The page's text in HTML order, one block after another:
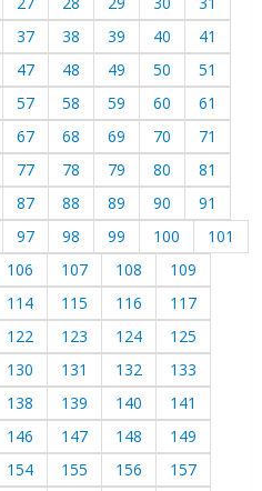
37 38 39 40
41
47 48 49 50
51
57 58 59 60
61
67 68 69 70
71
77 78 79 80
81
87 88 89 90
91
97 98 99 100
101
106 107 108
109
114 115 116
117
122 123 124
125
130 131 132
133
138 139 140
141
146 147 148
149
154 155 156
157